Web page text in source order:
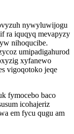
nywyluwijogu
ra iquqyq mevapyzy
nihoqucibe.
umipadigahurod
xyfanewo
vigoqotoko jeqe
fymocebo baco
icohajeriz
em fycu qugu am